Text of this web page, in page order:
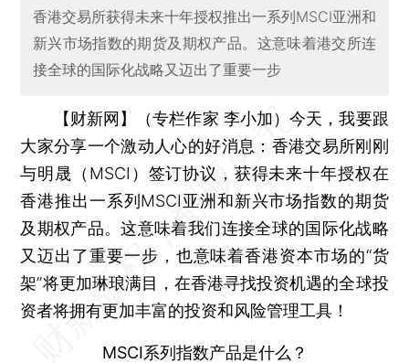
香港交易所获得未来十年授权推出一系列MSCI亚洲和
新兴市场指数的期货及期权产品。这意味着港交所连
接全球的国际化战略又迈出了重要一步
【财新网】（专栏作家 李小加）今天，我要跟
大家分享一个激动人心的好消息：香港交易所刚刚
与明晟（MSCI）签订协议，获得未来十年授权在
香港推出一系列MSCI亚洲和新兴市场指数的期货
及期权产品。这意味着我们连接全球的国际化战略
又迈出了重要一步，也意味着香港资本市场的“货
架”将更加琳琅满目，在香港寻找投资机遇的全球投
资者将拥有更加丰富的投资和风险管理工具！
MSCI系列指数产品是什么？